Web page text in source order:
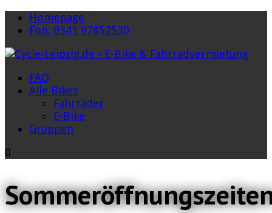
Homepage
Fon: 0341 97852530
FAQ
Alle Bikes
Fahrräder
E-Bike
Gruppen
0